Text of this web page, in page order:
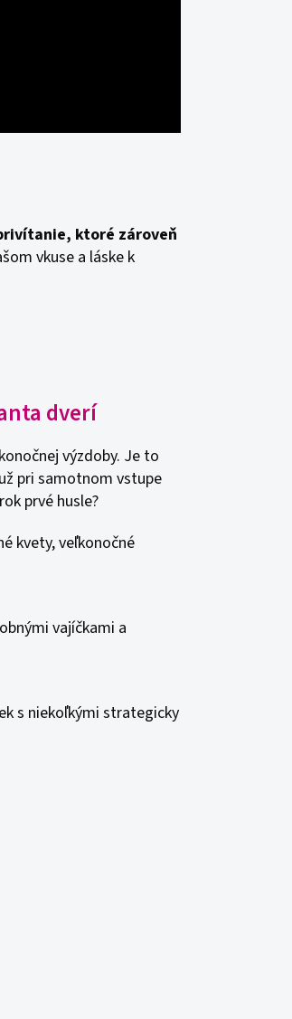
ktoré zároveň
vkuse a láske k
dverí
výzdoby. Je to
pri samotnom vstupe
prvé husle?
kvety, veľkonočné
vajíčkami a
s niekoľkými strategicky